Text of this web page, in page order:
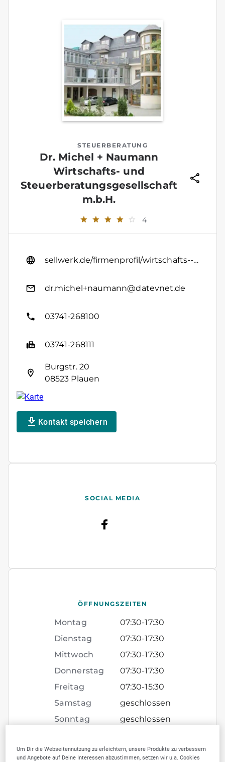
STEUERBERATUNG
Dr. Michel + Naumann
Wirtschafts- und
Steuerberatungsgesellschaft
m.b.H.
4
sellwerk.de/firmenprofil/wirtschafts--und-steuerberatungs--dr-michel--naumann
dr.michel+naumann@datevnet.de
03741-268100
03741-268111
Burgstr. 20
08523 Plauen
Kontakt speichern
SOCIAL MEDIA
ÖFFNUNGSZEITEN
Montag 07:30-17:30
Dienstag
07:30-17:30
Mittwoch
07:30-17:30
Donnerstag
07:30-17:30
Freitag
07:30-15:30
Samstag
geschlossen
Sonntag
geschlossen
Um Dir die Webseitennutzung zu erleichtern, unsere Produkte zu verbessern
und Angebote auf Deine Interessen abzustimmen, setzen wir u.a. Cookies